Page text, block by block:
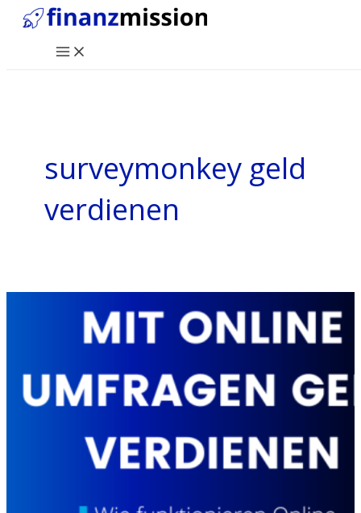
Zum
springenMain
Menu
surveymonkey geld
verdienen